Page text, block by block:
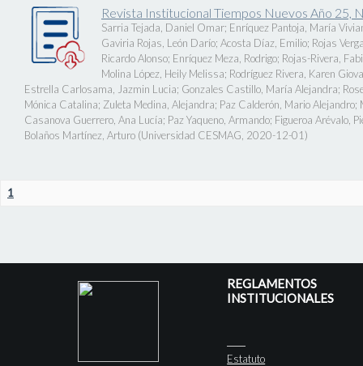
Revista Institucional Tiempos Nuevos Año 25,
Sarria Tejada, Daniel Omar; Enríquez Pantoja, María
Gaviria Rojas, León Darío; Acosta Díaz, Emilio; Rojas
Ricardo Alonso; Enríquez Meza, Rodrigo; Rojas-Rivera,
Molina López, Heily Melissa; Rodríguez Rivera, Karen
Estrella Carlosama, Jazmin Lucia; Gonzales Castillo, María Alejandra;
Mónica Catalina; Zuleta Medina, Alejandra; Paz Calderón, Mario Alejandro;
Casanova Guerrero, Ana Lucía; Paz Yaqueno, Armando; Figueroa Arévalo,
Bolaños Martínez, Arturo (Universidad CESMAG 2020-12-01 )
1
REGLAMENTOS
INSTITUCIONALES
Estatuto